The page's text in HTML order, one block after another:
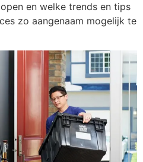
en welke trends en tips
zo aangenaam mogelijk te